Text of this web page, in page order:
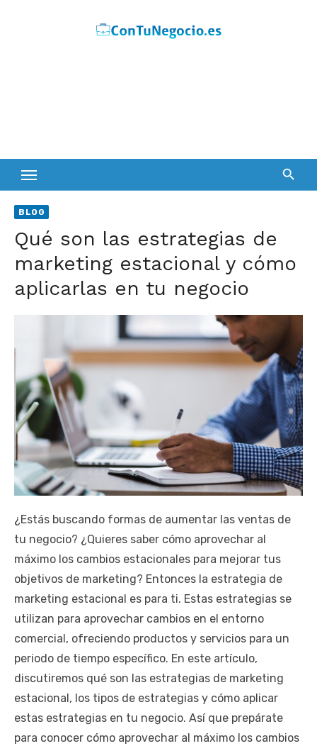
BLOG
Qué son las estrategias de
marketing estacional y cómo
aplicarlas en tu negocio
¿Estás buscando formas de aumentar las ventas de
tu negocio? ¿Quieres saber cómo aprovechar al
máximo los cambios estacionales para mejorar tus
objetivos de marketing? Entonces la estrategia de
marketing estacional es para ti. Estas estrategias se
utilizan para aprovechar cambios en el entorno
comercial, ofreciendo productos y servicios para un
periodo de tiempo específico. En este artículo,
discutiremos qué son las estrategias de marketing
estacional, los tipos de estrategias y cómo aplicar
estas estrategias en tu negocio. Así que prepárate
para conocer cómo aprovechar al máximo los cambios